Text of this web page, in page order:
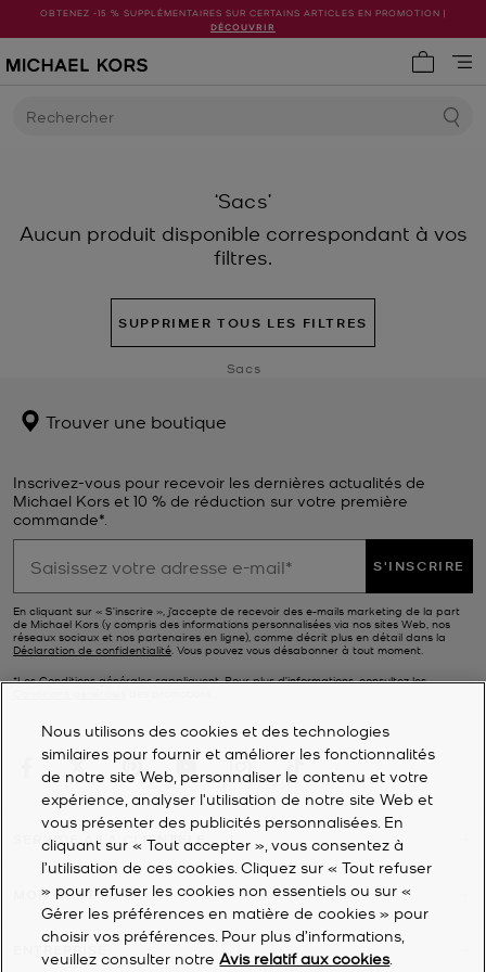
OBTENEZ -15 % SUPPLÉMENTAIRES SUR CERTAINS ARTICLES EN PROMOTION |
DÉCOUVRIR
Rechercher
‘Sacs’
Aucun produit disponible correspondant à vos
filtres.
SUPPRIMER TOUS LES FILTRES
Sacs
Trouver une boutique
Inscrivez-vous pour recevoir les dernières actualités de
Michael Kors et 10 % de réduction sur votre première
commande*.
S'INSCRIRE
En cliquant sur « S’inscrire », j’accepte de recevoir des e-mails marketing de la part
de Michael Kors (y compris des informations personnalisées via nos sites Web, nos
réseaux sociaux et nos partenaires en ligne), comme décrit plus en détail dans la
Déclaration de confidentialité. Vous pouvez vous désabonner à tout moment.
*Les Conditions générales sappliquent. Pour plus d’informations, consultez les
SERVICE À LA CLIENTÈLE
MON COMPTE
ENTREPRISE
Nous utilisons des cookies et des technologies
similaires pour fournir et améliorer les fonctionnalités
de notre site Web, personnaliser le contenu et votre
expérience, analyser l'utilisation de notre site Web et
vous présenter des publicités personnalisées. En
cliquant sur « Tout accepter », vous consentez à
l’utilisation de ces cookies. Cliquez sur « Tout refuser
» pour refuser les cookies non essentiels ou sur «
Gérer les préférences en matière de cookies » pour
choisir vos préférences. Pour plus d’informations,
veuillez consulter notreAvis relatif aux cookies.